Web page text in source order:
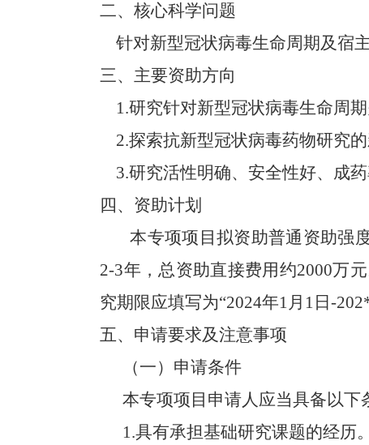
二、核心科学问题
针对新型冠状病毒生命周期及宿
三、主要资助方向
1.研究针对新型冠状病毒生命周
2.探索抗新型冠状病毒药物研究
3.研究活性明确、安全性好、成
四、资助计划
本专项项目拟资助普通资助强
2-3年，总资助直接费用约2000万
究期限应填写为“2024年1月 1 日-
五、申请要求及注意事项
（一）申请条件
本专项项目申请人应当具备以下
1.具有承担基础研究课题的经历。